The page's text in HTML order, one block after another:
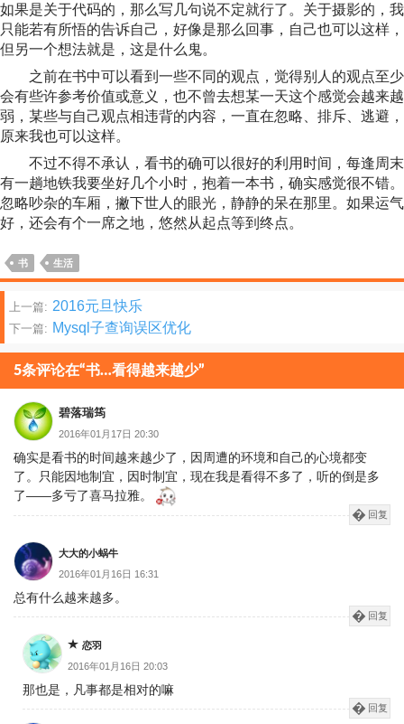
如果是关于代码的，那么写几句说不定就行了。关于摄影的，我
只能若有所悟的告诉自己，好像是那么回事，自己也可以这样，
但另一个想法就是，这是什么鬼。
之前在书中可以看到一些不同的观点，觉得别人的观点至少
会有些许参考价值或意义，也不曾去想某一天这个感觉会越来越
弱，某些与自己观点相违背的内容，一直在忽略、排斥、逃避，
原来我也可以这样。
不过不得不承认，看书的确可以很好的利用时间，每逢周末
有一趟地铁我要坐好几个小时，抱着一本书，确实感觉很不错。
忽略吵杂的车厢，撇下世人的眼光，静静的呆在那里。如果运气
好，还会有个一席之地，悠然从起点等到终点。
书 生活
文
章
分
页
上一篇: 2016元旦快乐
下一篇: Mysql子查询误区优化
5条评论在“书…看得越来越少”
碧落瑞筠
2016年01月17日 20:30
确实是看书的时间越来越少了，因周遭的环境和自己的心境都变
了。只能因地制宜，因时制宜，现在我是看得不多了，听的倒是多
了——多亏了喜马拉雅。
回复
大大的小蜗牛
2016年01月16日 16:31
总有什么越来越多。
回复
恋羽
2016年01月16日 20:03
那也是，凡事都是相对的嘛
回复